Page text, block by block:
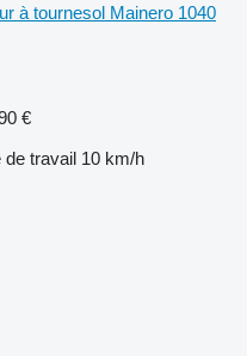
à tournesol Mainero 1040
€
de travail 10 km/h